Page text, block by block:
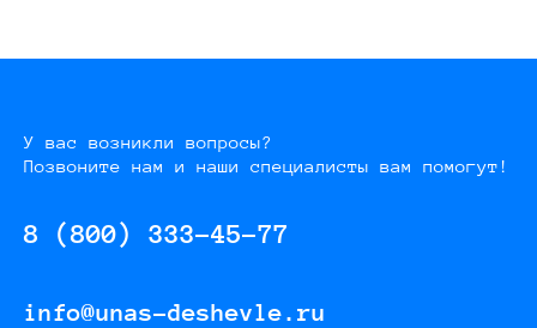
У вас возникли вопросы?
Позвоните нам и наши специалисты вам помогут!
8 (800) 333-45-77
info@unas-deshevle.ru